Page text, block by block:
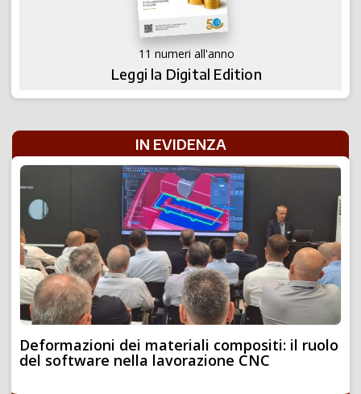
11 numeri all'anno
Leggi la Digital Edition
IN EVIDENZA
Deformazioni dei materiali compositi: il ruolo
del software nella lavorazione CNC